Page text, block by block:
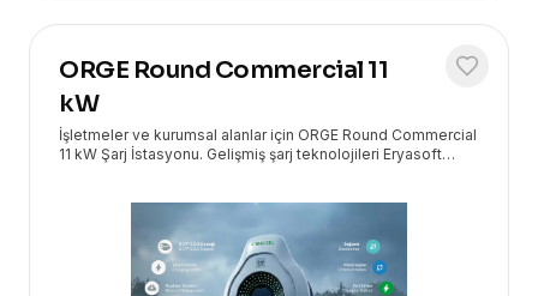
ORGE Round Commercial 11
kW
İşletmeler ve kurumsal alanlar için ORGE Round Commercial
11 kW Şarj İstasyonu. Gelişmiş şarj teknolojileri Eryasoft